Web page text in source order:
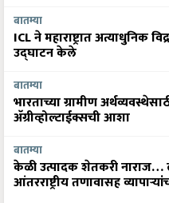
बातम्या
ICL ने महाराष्ट्रात अत्याधुनिक
उद्घाटन केले
बातम्या
भारताच्या ग्रामीण
अ‍ॅग्रीव्होल्टाईक्सची आशा
बातम्या
केळी उत्पादक शेतकरी नाराज…
आंतरराष्ट्रीय तणावासह